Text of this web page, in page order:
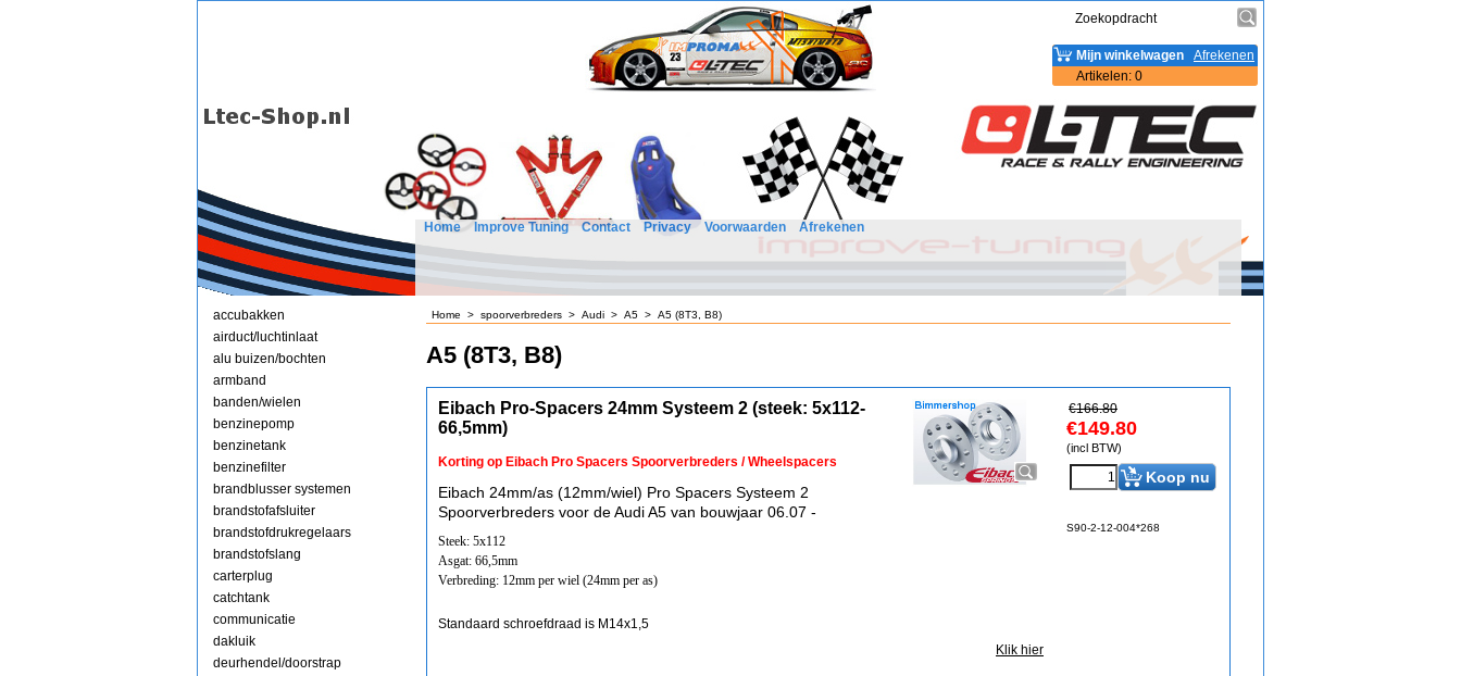
Afrekenen
Mijn winkelwagen
Artikelen: 0
Home Improve Tuning Contact Privacy Voorwaarden Afrekenen
accubakken
airduct/luchtinlaat
alu buizen/bochten
armband
banden/wielen
benzinepomp
benzinetank
benzinefilter
brandblusser systemen
brandstofafsluiter
brandstofdrukregelaars
brandstofslang
carterplug
catchtank
communicatie
dakluik
deurhendel/doorstrap
Home > spoorverbreders > Audi > A5 > A5 (8T3, B8)
A5 (8T3, B8)
€166.80
€149.80
(incl BTW)
Koop nu
S90-2-12-004*268
Eibach Pro-Spacers 24mm Systeem 2 (steek: 5x112-
66,5mm)
Korting op Eibach Pro Spacers Spoorverbreders / Wheelspacers
Eibach 24mm/as (12mm/wiel) Pro Spacers Systeem 2
Spoorverbreders voor de Audi A5 van bouwjaar 06.07 -
Steek: 5x112
Asgat: 66,5mm
Verbreding: 12mm per wiel (24mm per as)
Standaard schroefdraad is M14x1,5
Klik hier